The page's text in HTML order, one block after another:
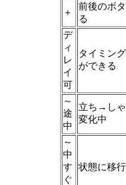
＋
前後のボ
る
デ
ィ
レ
イ
可
タイミン
ができる
～
途
中
立ち→し
変化中
～
中
す
ぐ
状態に移